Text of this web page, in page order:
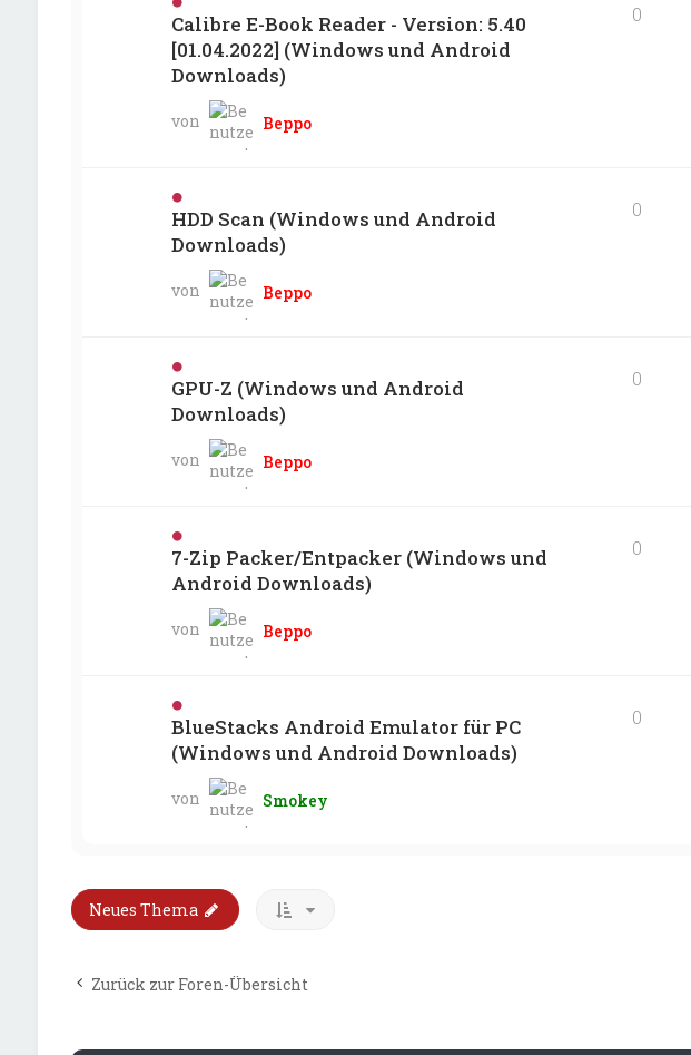
Calibre E-Book Reader - Version: 5.40
[01.04.2022] (Windows und Android
Downloads)
von Beppo
0
HDD Scan (Windows und Android
Downloads)
von Beppo
0
GPU-Z (Windows und Android
Downloads)
von Beppo
0
7-Zip Packer/Entpacker (Windows und
Android Downloads)
von Beppo
0
BlueStacks Android Emulator für PC
(Windows und Android Downloads)
von Smokey
0
Neues Thema
Zurück zur Foren-Übersicht